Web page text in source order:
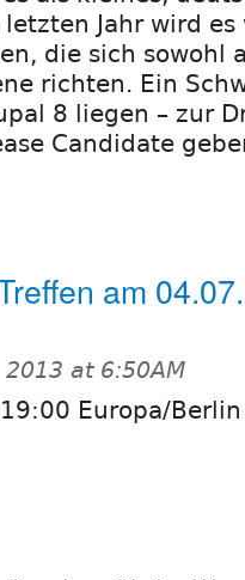
Jahr wird
die sich sowohl
richten. Ein
8 liegen – zur
Candidate
am
2013 at 6:50AM
Europa/Berlin